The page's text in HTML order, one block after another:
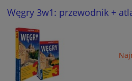
Węgry 3w1: przewodnik +